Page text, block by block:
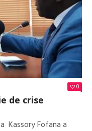
ET
0
de crise
Kassory Fofana a